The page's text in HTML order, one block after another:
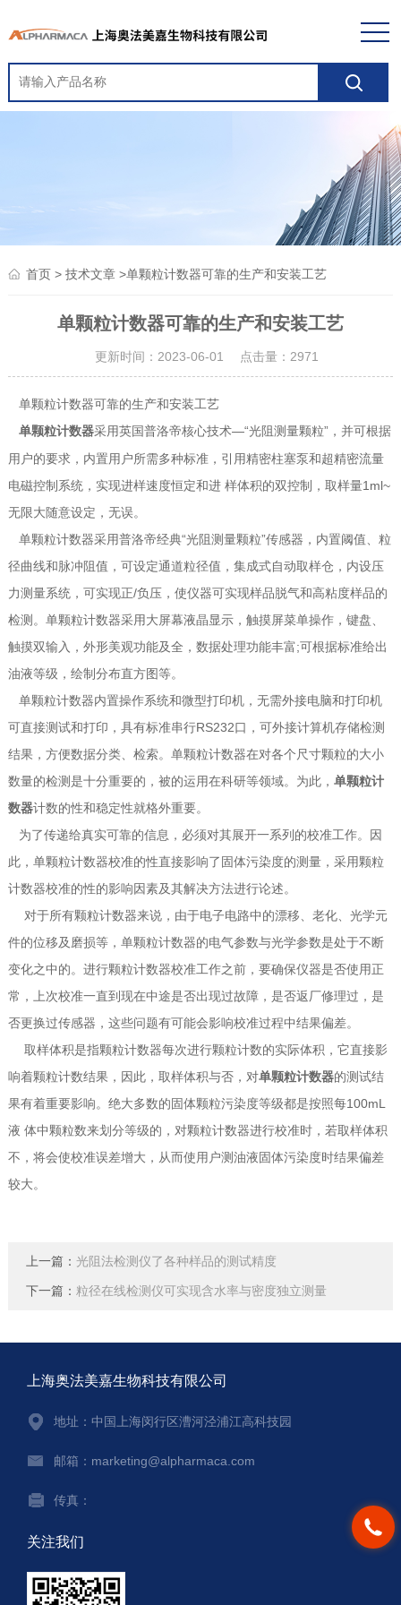
首页> 技术文章>单颗粒计数器可靠的生产和安装工艺
单颗粒计数器可靠的生产和安装工艺
更新时间：2023-06-01 点击量： 2971
单颗粒计数器可靠的生产和安装工艺
单颗粒计数器采用英国普洛帝核心技术—“光阻测量颗粒”，并可根据
用户的要求，内置用户所需多种标准，引用精密柱塞泵和超精密流量
电磁控制系统，实现进样速度恒定和进 样体积的双控制，取样量1ml~
无限大随意设定，无误。
单颗粒计数器采用普洛帝经典“光阻测量颗粒”传感器，内置阈值、粒
径曲线和脉冲阻值，可设定通道粒径值，集成式自动取样仓，内设压
力测量系统，可实现正/负压，使仪器可实现样品脱气和高粘度样品的
检测。单颗粒计数器采用大屏幕液晶显示，触摸屏菜单操作，键盘、
触摸双输入，外形美观功能及全，数据处理功能丰富;可根据标准给出
油液等级，绘制分布直方图等。
单颗粒计数器内置操作系统和微型打印机，无需外接电脑和打印机
可直接测试和打印，具有标准串行RS232口，可外接计算机存储检测
结果，方便数据分类、检索。单颗粒计数器在对各个尺寸颗粒的大小
数量的检测是十分重要的，被的运用在科研等领域。为此， 单颗粒计
数器计数的性和稳定性就格外重要。
为了传递给真实可靠的信息，必须对其展开一系列的校准工作。因
此，单颗粒计数器校准的性直接影响了固体污染度的测量，采用颗粒
计数器校准的性的影响因素及其解决方法进行论述。
对于所有颗粒计数器来说，由于电子电路中的漂移、老化、光学元
件的位移及磨损等，单颗粒计数器的电气参数与光学参数是处于不断
变化之中的。进行颗粒计数器校准工作之前，要确保仪器是否使用正
常，上次校准一直到现在中途是否出现过故障，是否返厂修理过，是
否更换过传感器，这些问题有可能会影响校准过程中结果偏差。
取样体积是指颗粒计数器每次进行颗粒计数的实际体积，它直接影
响着颗粒计数结果，因此，取样体积与否，对单颗粒计数器的测试结
果有着重要影响。绝大多数的固体颗粒污染度等级都是按照每100mL
液 体中颗粒数来划分等级的，对颗粒计数器进行校准时，若取样体积
不，将会使校准误差增大，从而使用户测油液固体污染度时结果偏差
较大。
上一篇： 光阻法检测仪了各种样品的测试精度
下一篇： 粒径在线检测仪可实现含水率与密度独立测量
上海奥法美嘉生物科技有限公司
地址：中国上海闵行区漕河泾浦江高科技园
邮箱：marketing@alpharmaca.com
传真：
关注我们